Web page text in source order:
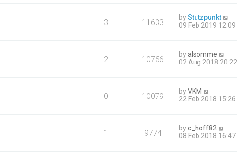
3 11633 byStutzpunkt
09 Feb 2019 12:09
2 10756 byalsomme
02 Aug 2018 20:22
0 10079 byVKM
22 Feb 2018 15:26
1 9774 byc_hoff82
08 Feb 2018 16:47